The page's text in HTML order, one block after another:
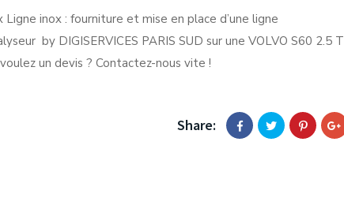
inox : fourniture et mise en place d’une ligne
by DIGISERVICES PARIS SUD sur une VOLVO S60 2.5 T
un devis ? Contactez-nous vite !
Share: